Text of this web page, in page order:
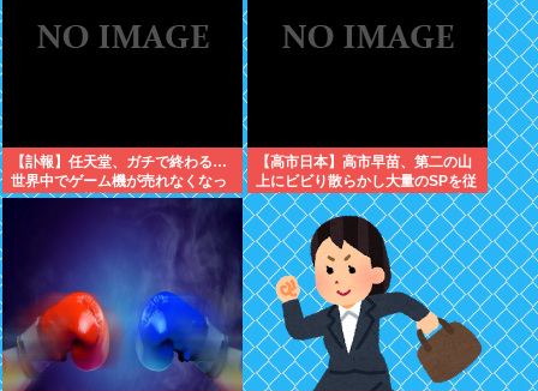
【訃報】任天堂、ガチで終わる…
世界中でゲーム機が売れなくなっ
てしまった模様
【高市日本】高市早苗、第二の山
上にビビり散らかし大量のSPを従
え演説台にも全面防弾ガラスを設
置